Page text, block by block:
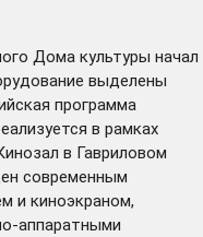
Дома культуры начал
выделены
программа
в рамках
в Гавриловом
современным
и киноэкраном,
аппаратными